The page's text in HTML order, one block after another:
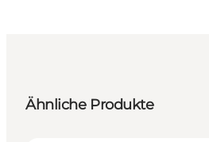
Ähnliche Produkte